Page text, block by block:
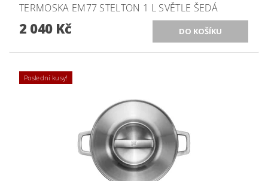
TERMOSKA EM77 STELTON 1 L SVĚTLE ŠEDÁ
2 040 Kč
Poslední kusy!